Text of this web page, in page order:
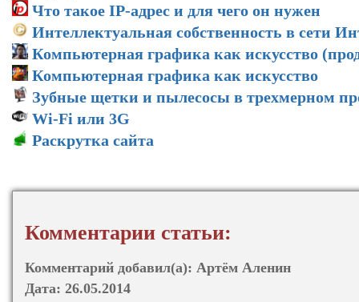
Что такое IP-адрес и для чего он нужен
Интеллектуальная собственность в сети
Компьютерная графика как искусство
Компьютерная графика как искусство
Зубные щетки и пылесосы в трехмерном
Wi-Fi или 3G
Раскрутка сайта
Комментарии статьи:
Комментарий добавил(а): Артём Аленин
Дата: 26.05.2014